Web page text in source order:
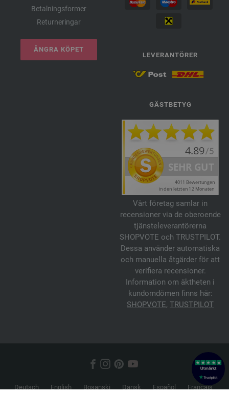
Betalningsformer
Returneringar
ÅNGRA KÖPET
LEVERANTÖRER
GÄSTBETYG
Vårt företag samlar in
recensioner via de oberoende
tjänsteleverantörerna
SHOPVOTE och TRUSTPILOT.
Dessa använder automatiska
och manuella åtgärder för att
verifiera recensioner.
Information om äktheten i
kundomdömen finns här:
SHOPVOTE, TRUSTPILOT
Deutsch English Bosanski Dansk Español Français